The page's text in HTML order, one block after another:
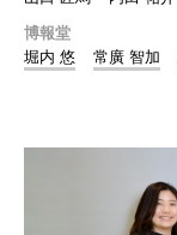
博報堂
堀内 悠
常廣 智加